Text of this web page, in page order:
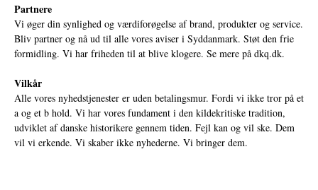
Partnere
Vi øger din synlighed og værdiforøgelse af brand, produkter og service.
Bliv partner og nå ud til alle vores aviser i Syddanmark. Støt den frie
formidling. Vi har friheden til at blive klogere. Se mere på dkq.dk.
Vilkår
Alle vores nyhedstjenester er uden betalingsmur. Fordi vi ikke tror på et
a og et b hold. Vi har vores fundament i den kildekritiske tradition,
udviklet af danske historikere gennem tiden. Fejl kan og vil ske. Dem
vil vi erkende. Vi skaber ikke nyhederne. Vi bringer dem.